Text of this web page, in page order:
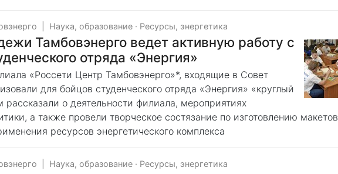
Наука, образование · Ресурсы, энергетика
Тамбовэнерго ведет активную работу с
отряда «Энергия»
«Россети Центр Тамбовэнерго»*, входящие в Совет
для бойцов студенческого отряда «Энергия» «круглый
рассказали о деятельности филиала, мероприятиях
а также провели творческое состязание по изготовлению макетов
ресурсов энергетического комплекса
Наука, образование · Ресурсы, энергетика